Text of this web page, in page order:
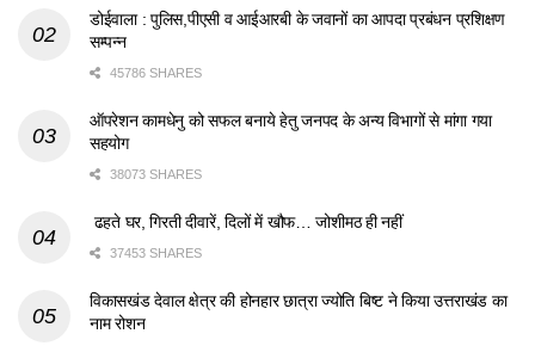
डोईवाला : पुलिस,पीएसी व आईआरबी के जवानों का आपदा प्रबंधन प्रशिक्षण
सम्पन्न
45786 SHARES
ऑपरेशन कामधेनु को सफल बनाये हेतु जनपद के अन्य विभागों से मांगा गया
सहयोग
38073 SHARES
ढहते घर, गिरती दीवारें, दिलों में खौफ… जोशीमठ ही नहीं
37453 SHARES
विकासखंड देवाल क्षेत्र की होनहार छात्रा ज्योति बिष्ट ने किया उत्तराखंड का
नाम रोशन